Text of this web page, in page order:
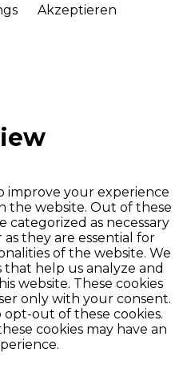
Akzeptieren
improve your experience
the website. Out of these
categorized as necessary
they are essential for
of the website. We
help us analyze and
website. These cookies
only with your consent.
out of these cookies.
cookies may have an